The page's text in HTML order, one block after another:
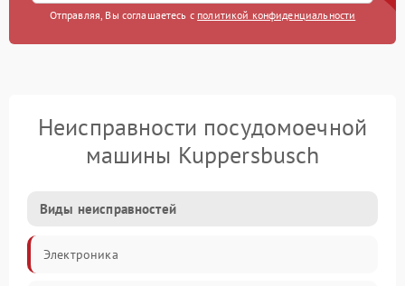
Отправляя, Вы соглашаетесь с политикой конфиденциальности
Неисправности посудомоечной
машины Kuppersbusch
Виды неисправностей
Электроника